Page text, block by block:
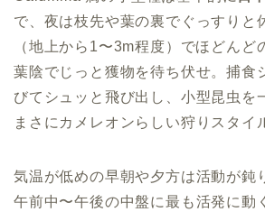
で、夜は枝先や葉の裏でぐっすりと
（地上から1〜3m程度）でほどんど
葉陰でじっと獲物を待ち伏せ。捕食
びてシュッと飛び出し、小型昆虫を
まさにカメレオンらしい狩りスタイ
気温が低めの早朝や夕方は活動が鈍
午前中〜午後の中盤に最も活発に動